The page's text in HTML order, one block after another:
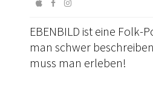
EBENBILD ist eine Folk-
man schwer
muss man erleben!